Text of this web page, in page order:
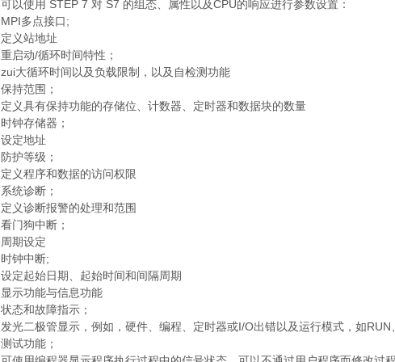
可以使用 STEP 7 对 S7 的组态、属性以及CPU的响应进行参数设置：
MPI多点接口;
定义站地址
重启动/循环时间特性；
zui大循环时间以及负载限制，以及自检测功能
保持范围；
定义具有保持功能的存储位、计数器、定时器和数据块的数量
时钟存储器；
设定地址
防护等级；
定义程序和数据的访问权限
系统诊断；
定义诊断报警的处理和范围
看门狗中断；
周期设定
时钟中断;
设定起始日期、起始时间和间隔周期
显示功能与信息功能
状态和故障指示；
发光二极管显示，例如，硬件、编程、定时器或I/O出错以及运行模式，如RUN
测试功能；